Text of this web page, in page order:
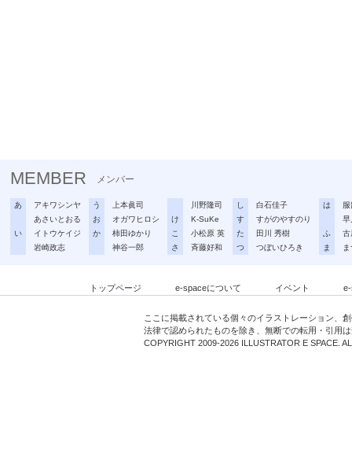
MEMBER メンバー
あ
アキワシンヤ
あさいとおる
い
イトウケイジ
岩崎政志
う
上本眞司
お
オガワヒロシ
か
柿田ゆかり
神谷一郎
川野隆司
け
K-SuKe
こ
小松原 英
さ
斉藤好和
し
白石佳子
す
すがのやすのり
た
田川 秀樹
つ
つぼいひろき
は
早
ふ
古
ま
トップページ e-spaceについて イベント
ここに掲載されている個々のイラストレーション、
法律で認められたものを除き、無断での転用・引用
COPYRIGHT 2009-2026 ILLUSTRATOR E SPACE.